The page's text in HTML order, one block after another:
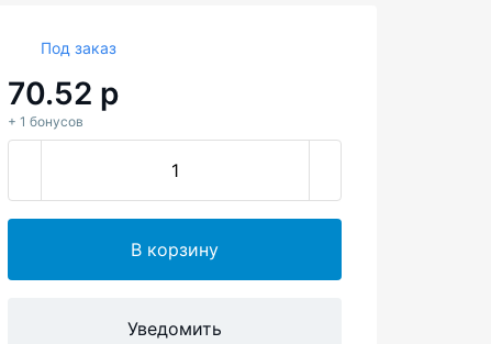
Под заказ
+ 1 бонусов
70.52 р
В корзину
Уведомить